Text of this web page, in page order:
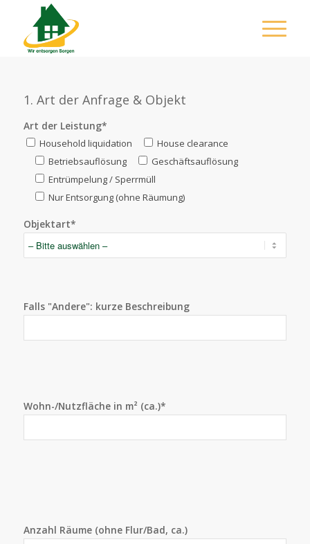
1. Art der Anfrage & Objekt
Art der Leistung*
Household liquidation
House clearance
Betriebsauflösung
Geschäftsauflösung
Entrümpelung / Sperrmüll
Nur Entsorgung (ohne Räumung)
Objektart*
Falls "Andere": kurze Beschreibung
Wohn-/Nutzfläche in m² (ca.)*
Anzahl Räume (ohne Flur/Bad, ca.)